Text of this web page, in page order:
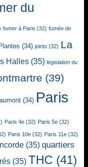
du
fumer à Paris (32) fumée de
(34) joints (32) La
Halles (35) législation du
(39)
(34) Paris
Paris 4e (32) Paris 5e (32)
Paris 10e (32) Paris 11e (32)
(35) quartiers
(35) THC (41)